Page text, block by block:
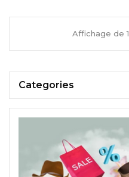
Affichage de
Categories